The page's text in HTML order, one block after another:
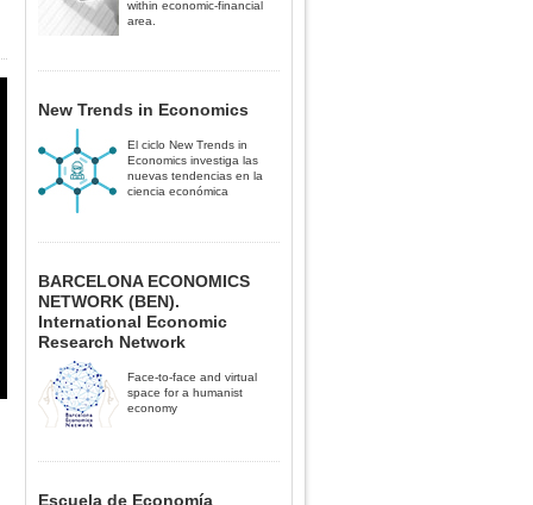
within economic-financial
area.
New Trends in Economics
El ciclo New Trends in
Economics investiga las
nuevas tendencias en la
ciencia económica
BARCELONA ECONOMICS
NETWORK (BEN).
International Economic
Research Network
Face-to-face and virtual
space for a humanist
economy
Escuela de Economía